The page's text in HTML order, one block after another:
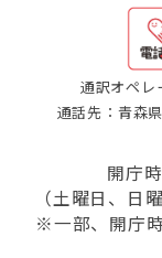
通訳オペレ
通話先：青森
開庁
（土曜日、日
※一部、開庁